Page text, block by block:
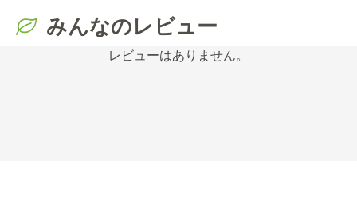
みんなのレビュー
レビューはありません。